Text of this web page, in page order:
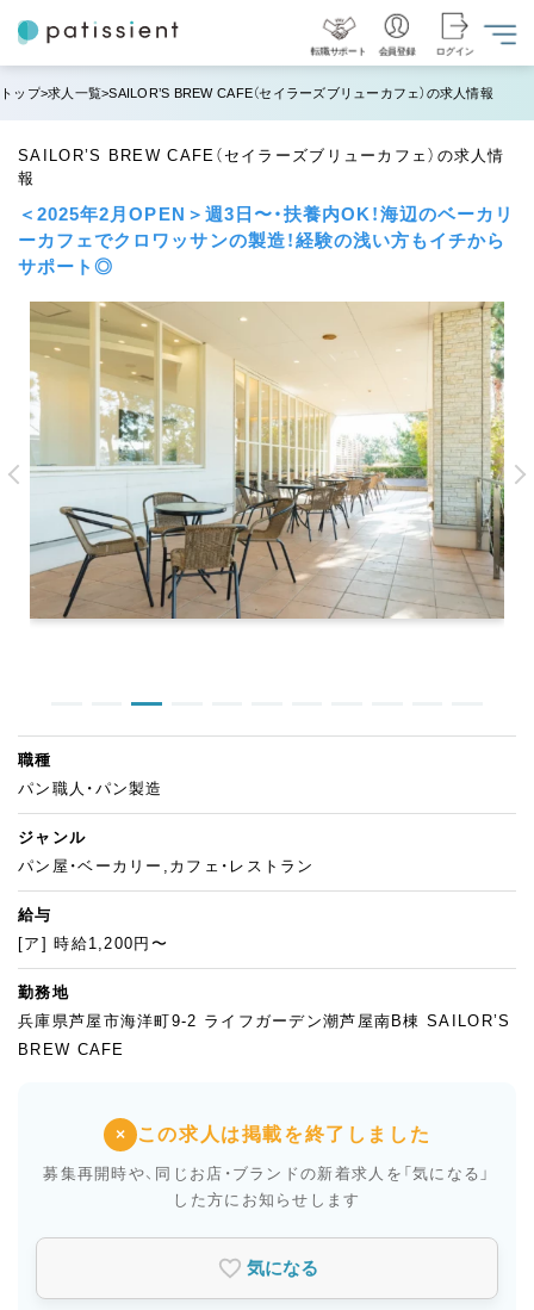
転職サポート 会員登録 ログイン
トップ 求人一覧 SAILOR’S BREW CAFE（セイラーズブリューカフェ）の求人情報
SAILOR’S BREW CAFE（セイラーズブリューカフェ）の求人情
報
＜2025年2月OPEN＞週3日〜・扶養内OK！海辺のベーカリ
ーカフェでクロワッサンの製造！経験の浅い方もイチから
サポート◎
職種
パン職人・パン製造
ジャンル
パン屋・ベーカリー,カフェ・レストラン
給与
[ア] 時給1,200円〜
勤務地
兵庫県芦屋市海洋町9-2 ライフガーデン潮芦屋南B棟 SAILOR’S
BREW CAFE
× この求人は掲載を終了しました
募集再開時や、同じお店・ブランドの新着求人を 「気になる」
した方にお知らせします
気になる